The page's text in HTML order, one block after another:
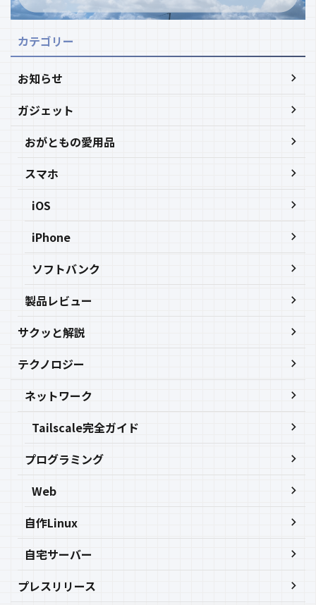
カテゴリー
お知らせ
ガジェット
おがともの愛用品
スマホ
iOS
iPhone
ソフトバンク
製品レビュー
サクッと解説
テクノロジー
ネットワーク
Tailscale完全ガイド
プログラミング
Web
自作Linux
自宅サーバー
プレスリリース